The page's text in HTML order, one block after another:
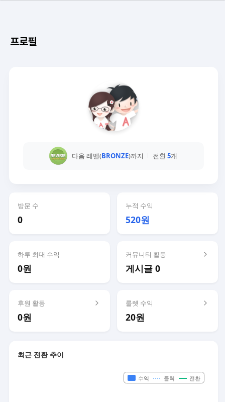
프로필
다음 레벨(BRONZE)까지 전환5개
방문 수
0
누적 수익
520원
하루 최대 수익
0원
커뮤니티 활동
게시글 0
후원 활동
0원
룰렛 수익
20원
최근 전환 추이